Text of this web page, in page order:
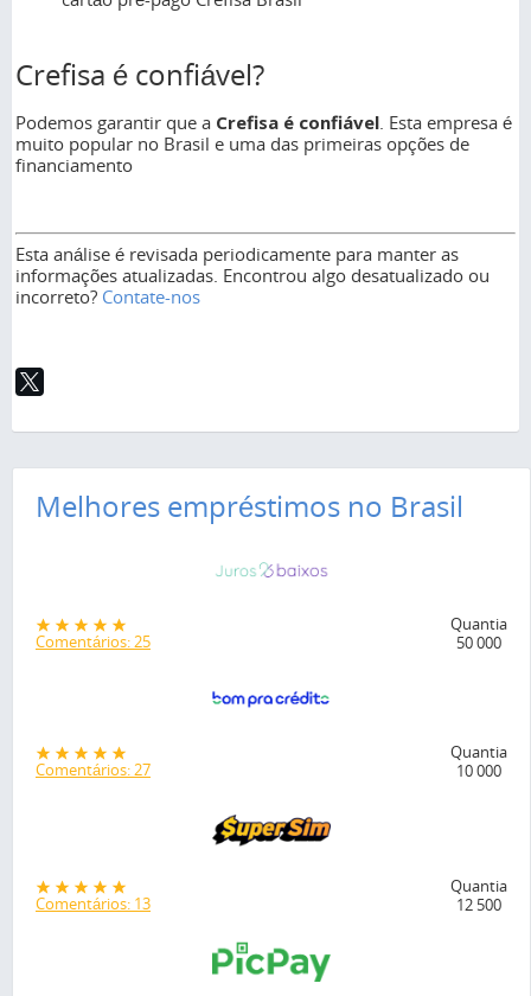
Crefisa é confiável?
Podemos garantir que a Crefisa é confiável . Esta empresa é
muito popular no Brasil e uma das primeiras opções de
financiamento
Esta análise é revisada periodicamente para manter as
informações atualizadas. Encontrou algo desatualizado ou
incorreto? Contate-nos
Melhores empréstimos no Brasil
Comentários: 25
Quantia
50 000
Comentários: 27
Quantia
10 000
Comentários: 13
Quantia
12 500